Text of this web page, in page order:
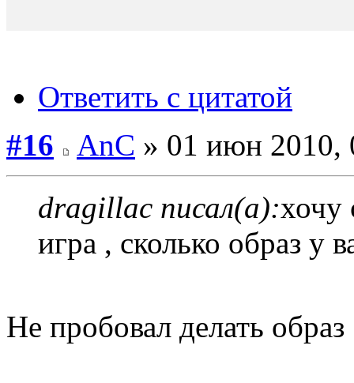
Ответить с цитатой
#16
AnC » 01 июн 2010,
dragillac писал(а):хочу
игра , сколько образ у
Не пробовал делать